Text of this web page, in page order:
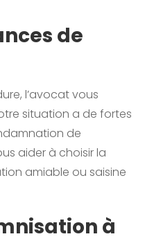
de
l’avocat vous
situation a de fortes
de
aider à choisir la
amiable ou saisine
à